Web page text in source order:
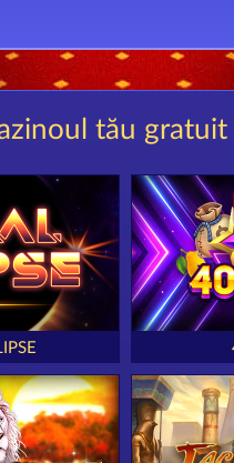
tău gratuit